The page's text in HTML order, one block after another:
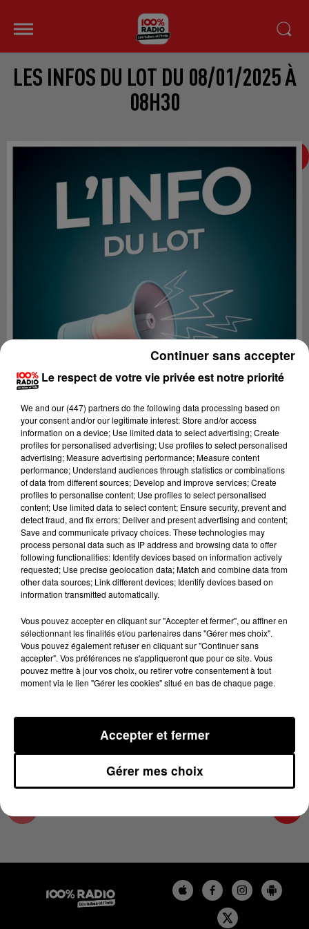
LES INFOS DU LOT DU 08/01/2025 À
08H30
Lecture (4 min 11 sec)
100%
100% Radio les infos du Lot
8 janvier 2025 - 4 min 11 sec
LES INFOS DU LOT DU 08/01/2025 À 08H30
08/01/2025
Le respect de votre vie privée est notre priorité
We and our (447) partnersdo the following data processing based on
your consent and/or our legitimate interest: Store and/or access
information on a device; Use limited data to select advertising; Create
profiles for personalised advertising; Use profiles to select personalised
advertising; Measure advertising performance; Measure content
performance; Understand audiences through statistics or combinations
of data from different sources; Develop and improve services; Create
profiles to personalise content; Use profiles to select personalised
content; Use limited data to select content; Ensure security, prevent and
detect fraud, and fix errors; Deliver and present advertising and content;
Save and communicate privacy choices. These technologies may
process personal data such as IP address and browsing data to offer
following functionalities: Identify devices based on information actively
requested; Use precise geolocation data; Match and combine data from
other data sources; Link different devices; Identify devices based on
information transmitted automatically.
Vous pouvez accepter en cliquant sur "Accepter et fermer", ou affiner en
sélectionnant les finalités et/ou partenaires dans "Gérer mes choix".
Vous pouvez également refuser en cliquant sur "Continuer sans
accepter". Vos préférences ne s'appliqueront que pour ce site. Vous
pouvez mettre à jour vos choix, ou retirer votre consentement à tout
moment via le lien "Gérer les cookies" situé en bas de chaque page.
Gérer mes choix
Accepter et fermer
Continuer sans accepter